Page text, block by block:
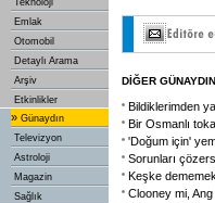
Teknoloji
Emlak
Otomobil
Detaylı Arama
Arşiv
Etkinlikler
» Günaydın
Televizyon
Astroloji
Magazin
Sağlık
DİĞER
Bildiklerimden
Bir Osmanlı
'Doğum için'
Sorunları
Keşke
Clooney mi,